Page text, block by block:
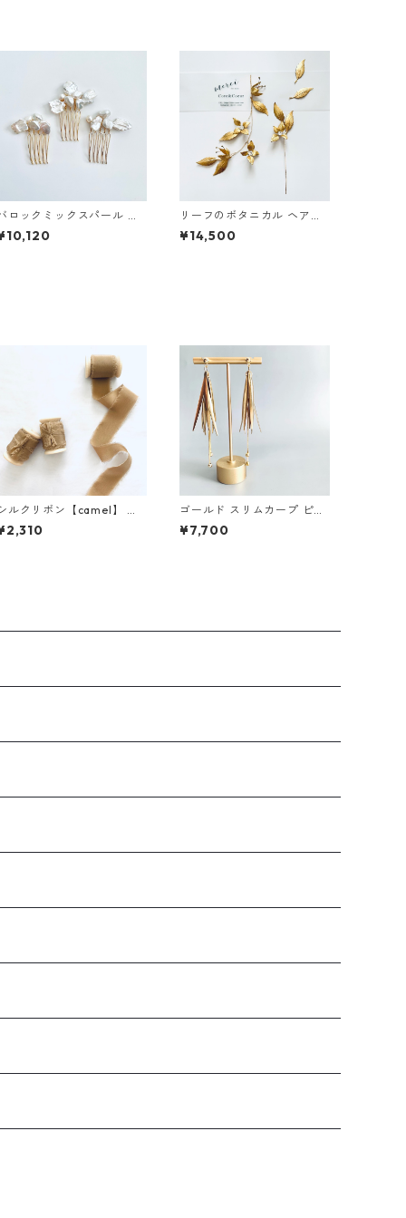
ロックミックスパール ヘ
コーム
リーフのボタニカル ヘアピ
ース&ピンセット
¥14,500
ルクリボン【camel】 ／
木製スプール付
ゴールド スリムカープ ピア
ス
¥7,700